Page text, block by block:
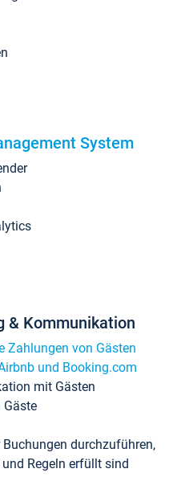
System
& Kommunikation
Zahlungen von Gästen
und Booking.com
mit Gästen
Gäste
durchzuführen,
Regeln erfüllt sind